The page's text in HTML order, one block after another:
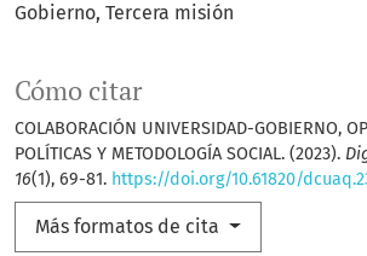
Gobierno Tercera misión
Cómo citar
COLABORACIÓN UNIVERSIDAD-GOBIERNO,
POLÍTICAS Y METODOLOGÍA SOCIAL. (2023).
16(1), 69-81. https://doi.org/10.61820/
Más formatos de cita